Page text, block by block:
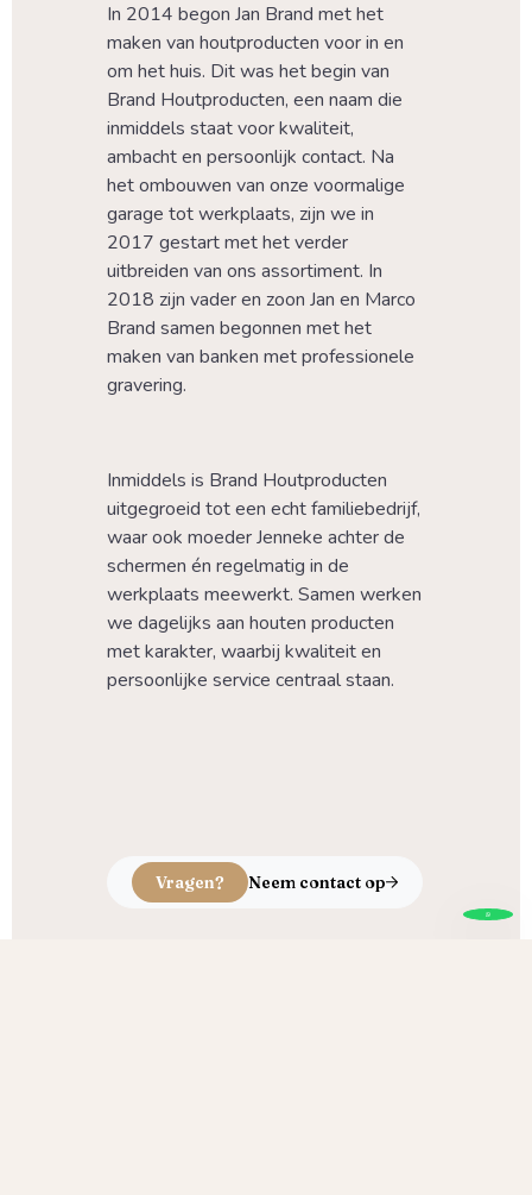
In 2014 begon Jan Brand met het
maken van houtproducten voor in en
om het huis. Dit was het begin van
Brand Houtproducten, een naam die
inmiddels staat voor kwaliteit,
ambacht en persoonlijk contact. Na
het ombouwen van onze voormalige
garage tot werkplaats, zijn we in
2017 gestart met het verder
uitbreiden van ons assortiment. In
2018 zijn vader en zoon Jan en Marco
Brand samen begonnen met het
maken van banken met professionele
gravering.
Inmiddels is Brand Houtproducten
uitgegroeid tot een echt familiebedrijf,
waar ook moeder Jenneke achter de
schermen én regelmatig in de
werkplaats meewerkt. Samen werken
we dagelijks aan houten producten
met karakter, waarbij kwaliteit en
persoonlijke service centraal staan.
Vragen? Neem contact op